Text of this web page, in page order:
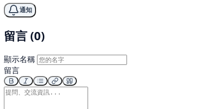
通知
留言 (0)
顯示名稱
留言